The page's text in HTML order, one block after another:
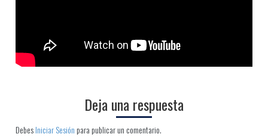
Deja una respuesta
DebesIniciar Sesión para publicar un comentario.